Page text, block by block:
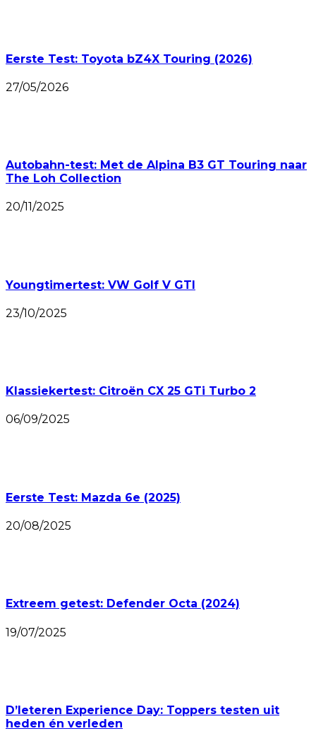
Eerste Test: Toyota bZ4X Touring (2026)
27/05/2026
Autobahn-test: Met de Alpina B3 GT Touring naar
The Loh Collection
20/11/2025
Youngtimertest: VW Golf V GTI
23/10/2025
Klassiekertest: Citroën CX 25 GTi Turbo 2
06/09/2025
Eerste Test: Mazda 6e (2025)
20/08/2025
Extreem getest: Defender Octa (2024)
19/07/2025
D’Ieteren Experience Day: Toppers testen uit
heden én verleden